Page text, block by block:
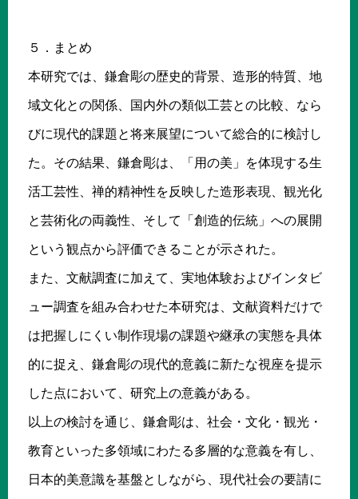
５．まとめ
本研究では、鎌倉彫の歴史的背景、造形的特質、地
域文化との関係、国内外の類似工芸との比較、なら
びに現代的課題と将来展望について総合的に検討し
た。その結果、鎌倉彫は、「用の美」を体現する生
活工芸性、禅的精神性を反映した造形表現、観光化
と芸術化の両義性、そして「創造的伝統」への展開
という観点から評価できることが示された。
また、文献調査に加えて、実地体験およびインタビ
ュー調査を組み合わせた本研究は、文献資料だけで
は把握しにくい制作現場の課題や継承の実態を具体
的に捉え、鎌倉彫の現代的意義に新たな視座を提示
した点において、研究上の意義がある。
以上の検討を通じ、鎌倉彫は、社会・文化・観光・
教育といった多領域にわたる多層的な意義を有し、
日本的美意識を基盤としながら、現代社会の要請に